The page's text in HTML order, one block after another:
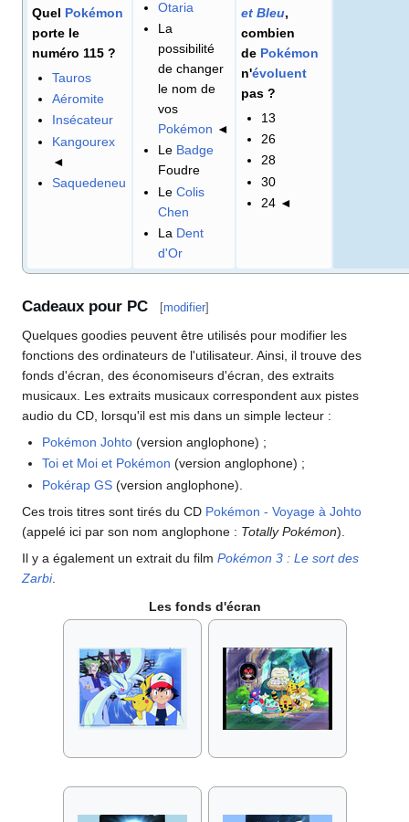
Quel Pokémon
porte le
numéro 115 ?
Tauros
Aéromite
Insécateur
Kangourex
◄
Saquedeneu
Otaria
La
possibilité
de changer
le nom de
vos
Pokémon ◄
Le Badge
Foudre
LeColis
Chen
La Dent
d'Or
et Bleu,
combien
de Pokémon
n'évoluent
pas ?
13
26
28
30
24 ◄
Cadeaux pour PC [modifier]
Quelques goodies peuvent être utilisés pour modifier les
fonctions des ordinateurs de l'utilisateur. Ainsi, il trouve des
fonds d'écran, des économiseurs d'écran, des extraits
musicaux. Les extraits musicaux correspondent aux pistes
audio du CD, lorsqu'il est mis dans un simple lecteur :
Pokémon Johto (version anglophone) ;
Toi et Moi et Pokémon (version anglophone) ;
Pokérap GS (version anglophone).
Ces trois titres sont tirés du CD Pokémon - Voyage à Johto
(appelé ici par son nom anglophone : Totally Pokémon).
Il y a également un extrait du film Pokémon 3 : Le sort des
Zarbi.
Les fonds d'écran